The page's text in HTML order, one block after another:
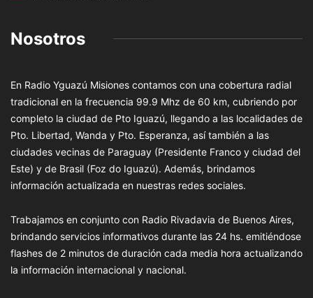
Nosotros
En Radio Yguazú Misiones contamos con una cobertura radial
tradicional en la frecuencia 99.9 Mhz de 60 km, cubriendo por
completo la ciudad de Pto Iguazú, llegando a las localidades de
Pto. Libertad, Wanda y Pto. Esperanza, así también a las
ciudades vecinas de Paraguay (Presidente Franco y ciudad del
Este) y de Brasil (Foz do Iguazú). Además, brindamos
información actualizada en nuestras redes sociales.
Trabajamos en conjunto con Radio Rivadavia de Buenos Aires,
brindando servicios informativos durante las 24 hs. emitiéndose
flashes de 2 minutos de duración cada media hora actualizando
la información internacional y nacional.